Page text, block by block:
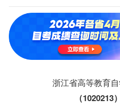
浙江省高等教育
（1020213